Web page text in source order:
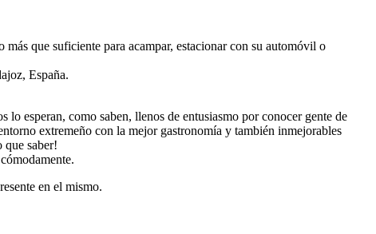
que suficiente para acampar, estacionar con su automóvil o
España.
esperan, como saben, llenos de entusiasmo por conocer gente de
extremeño con la mejor gastronomía y también inmejorables
que saber!
en el mismo.